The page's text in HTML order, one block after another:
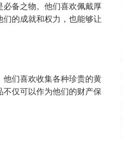
备之物。他们喜欢佩戴厚
的成就和权力，也能够让
们喜欢收集各种珍贵的黄
仅可以作为他们的财产保